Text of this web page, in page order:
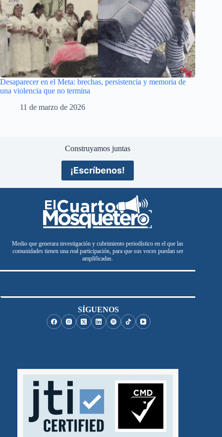
Desaparecer en el Meta: brechas, persistencia y memoria de
una violencia que no termina
11 de marzo de 2026
Construyamos juntas
¡Escríbenos!
Medio que generara investigación y cubrimiento periodístico en el que las
comunidades tienen una real participación, para que sus voces puedan ser
amplificadas.
SÍGUENOS